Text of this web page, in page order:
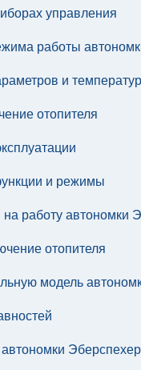
управления
работы
и
отопителя
и режимы
работу автономки
отопителя
модель
Эберспехер